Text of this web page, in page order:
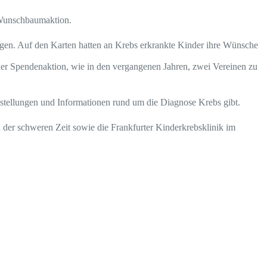
Auf den Karten hatten an Krebs erkrankte Kinder ihre Wünsche
Spendenaktion, wie in den vergangenen Jahren, zwei Vereinen zu
und Informationen rund um die Diagnose Krebs gibt.
schweren Zeit sowie die Frankfurter Kinderkrebsklinik im